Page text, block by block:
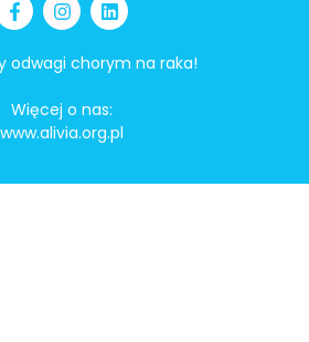
odwagi chorym na raka!
Więcej o nas:
www.alivia.org.pl